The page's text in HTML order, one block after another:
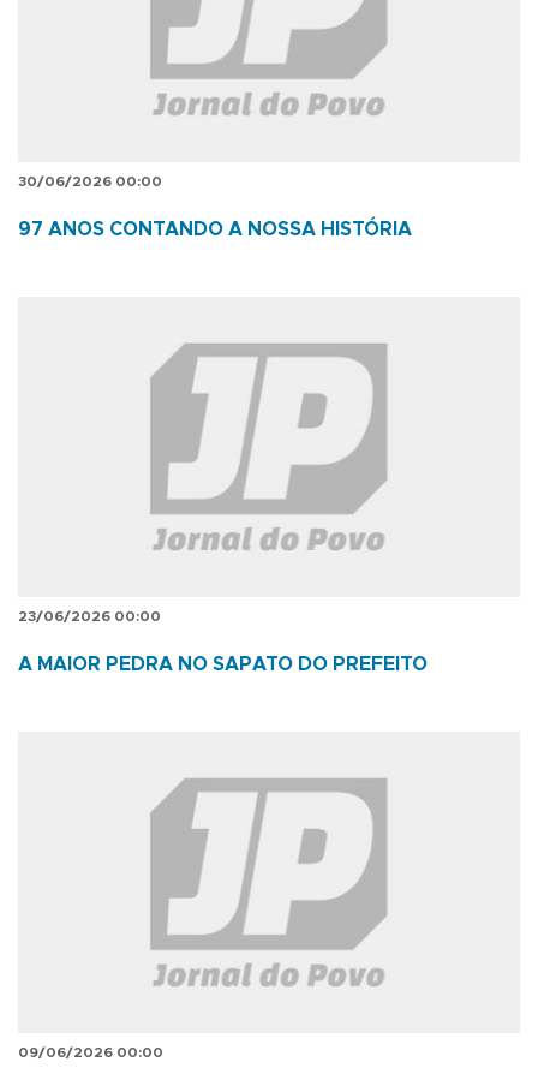
30/06/2026 00:00
97 ANOS CONTANDO A NOSSA HISTÓRIA
23/06/2026 00:00
A MAIOR PEDRA NO SAPATO DO PREFEITO
09/06/2026 00:00